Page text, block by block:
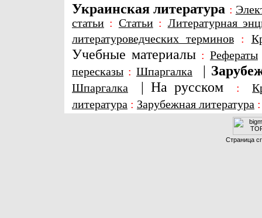
Украинская литература :
статьи : Статьи: Литературная
литературоведческих терминов:
Учебные материалы : Рефераты
пересказы : Шпаргалка |
Шпаргалка | На русском :
литература : Зарубежная литература
Страница